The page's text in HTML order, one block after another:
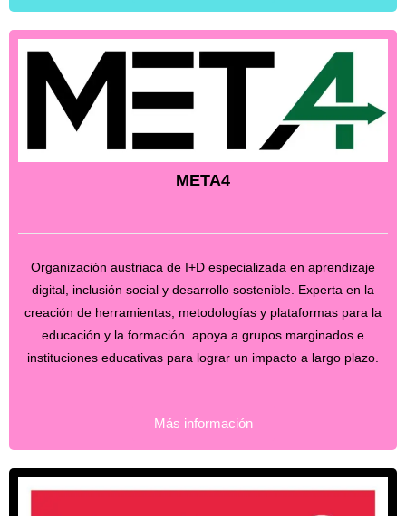
META4
Organización austriaca de I+D especializada en aprendizaje
digital, inclusión social y desarrollo sostenible. Experta en la
creación de herramientas, metodologías y plataformas para la
educación y la formación. apoya a grupos marginados e
instituciones educativas para lograr un impacto a largo plazo.
Más información